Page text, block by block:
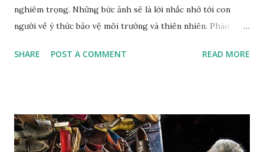
nghiêm trọng. Những bức ảnh sẽ là lời nhắc nhở tới con
người về ý thức bảo vệ môi trường và thiên nhiên. Pháo
Dolomites. Ảnh: Zed Nelson/Institute Khi nhiếp ảnh gia
pastel. Nhiếp ảnh gia đến từ London này không nói "hoàn
hảo" theo nghĩa "được vẽ một cách điêu luyện"; mà là ẩn dụ
SHARE POST A COMMENT READ MORE